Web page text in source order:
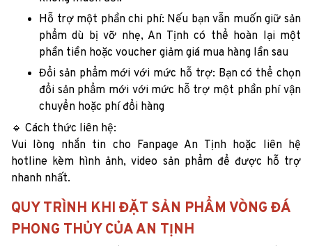
Hỗ trợ một phần chi phí: Nếu bạn vẫn muốn giữ sản
phẩm dù bị vỡ nhẹ, An Tịnh có thể hoàn lại một
phần tiền hoặc voucher giảm giá mua hàng lần sau
Đổi sản phẩm mới với mức hỗ trợ: Bạn có thể chọn
đổi sản phẩm mới với mức hỗ trợ một phần phí vận
chuyển hoặc phí đổi hàng
🔹 Cách thức liên hệ:
Vui lòng nhắn tin cho Fanpage An Tịnh hoặc liên hệ
hotline kèm hình ảnh, video sản phẩm để được hỗ trợ
nhanh nhất.
QUY TRÌNH KHI ĐẶT SẢN PHẨM VÒNG ĐÁ
PHONG THỦY CỦA AN TỊNH